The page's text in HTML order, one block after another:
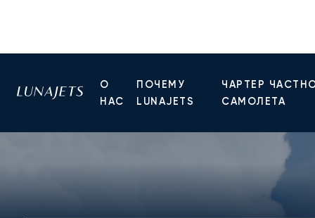
О
НАС
ПОЧЕМУ
LUNAJETS
ЧАРТЕР
САМОЛЕТА